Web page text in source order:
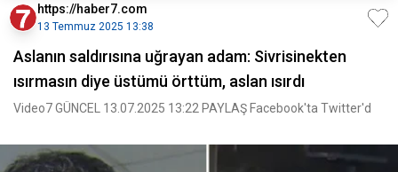
https://haber7.com
13 Temmuz 2025 13:38
Aslanın saldırısına uğrayan adam: Sivrisinekten
ısırmasın diye üstümü örttüm, aslan ısırdı
Video7 GÜNCEL 13.07.2025 13:22 PAYLAŞ Facebook'ta Twitter'd